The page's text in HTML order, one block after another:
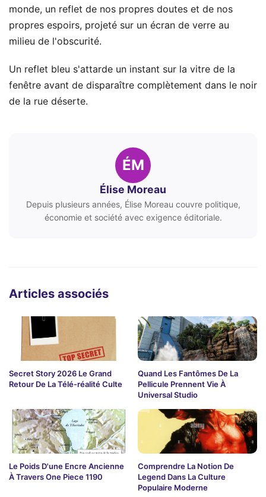
monde, un reflet de nos propres doutes et de nos
propres espoirs, projeté sur un écran de verre au
milieu de l'obscurité.
Un reflet bleu s'attarde un instant sur la vitre de la
fenêtre avant de disparaître complètement dans le noir
de la rue déserte.
ÉM
Élise Moreau
Depuis plusieurs années, Élise Moreau couvre politique,
économie et société avec exigence éditoriale.
Articles associés
Secret Story 2026 Le Grand
Retour De La Télé-réalité Culte
Quand Les Fantômes De La
Pellicule Prennent Vie À
Universal Studio
Le Poids D'une Encre Ancienne
À Travers One Piece 1190
Comprendre La Notion De
Legend Dans La Culture
Populaire Moderne